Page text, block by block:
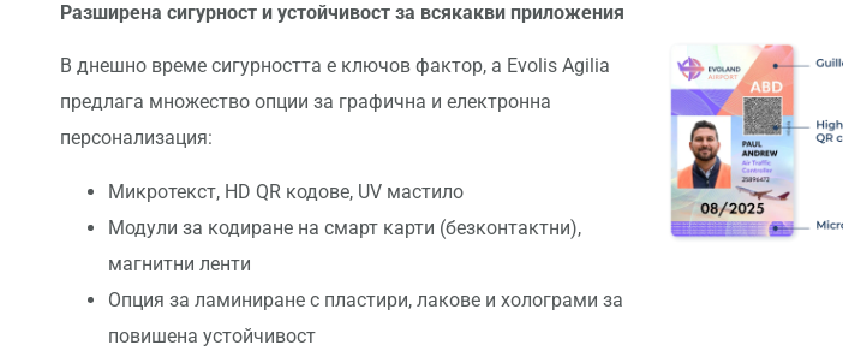
Разширена сигурност и устойчивост за всякакви приложения
В днешно време сигурността е ключов фактор, а Evolis Agilia
предлага множество опции за графична и електронна
персонализация:
Микротекст, HD QR кодове, UV мастило
Модули за кодиране на смарт карти (безконтактни),
магнитни ленти
Опция за ламиниране с пластири, лакове и холограми за
повишена устойчивост